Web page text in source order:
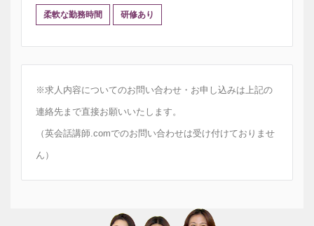
柔軟な勤務時間 研修あり
※求人内容についてのお問い合わせ・お申し込みは上記の
連絡先まで直接お願いいたします。
（英会話講師.comでのお問い合わせは受け付けておりませ
ん）